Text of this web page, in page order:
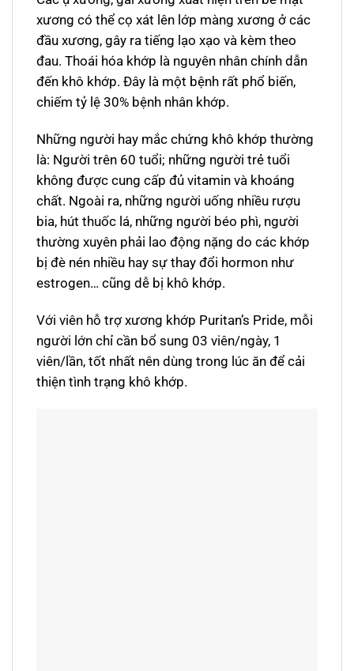
xương có thể cọ xát lên lớp màng xương ở các
đầu xương, gây ra tiếng lạo xạo và kèm theo
đau. Thoái hóa khớp là nguyên nhân chính dẫn
đến khô khớp. Đây là một bệnh rất phổ biến,
chiếm tỷ lệ 30% bệnh nhân khớp.
Những người hay mắc chứng khô khớp thường
là: Người trên 60 tuổi; những người trẻ tuổi
không được cung cấp đủ vitamin và khoáng
chất. Ngoài ra, những người uống nhiều rượu
bia, hút thuốc lá, những người béo phì, người
thường xuyên phải lao động nặng do các khớp
bị đè nén nhiều hay sự thay đổi hormon như
estrogen… cũng dễ bị khô khớp.
Với viên hỗ trợ xương khớp Puritan’s Pride, mỗi
người lớn chỉ cần bổ sung 03 viên/ngày, 1
viên/lần, tốt nhất nên dùng trong lúc ăn để cải
thiện tình trạng khô khớp.